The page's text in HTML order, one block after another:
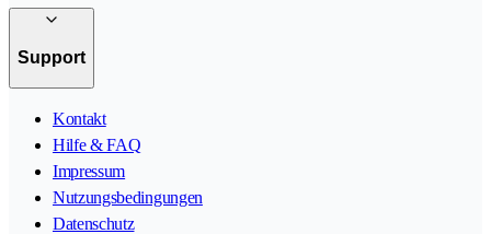
Support
Kontakt
Hilfe & FAQ
Impressum
Nutzungsbedingungen
Datenschutz